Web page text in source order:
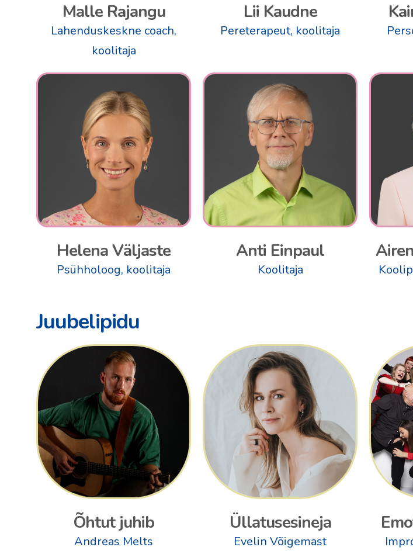
Malle Rajangu
Lahenduskeskne coach,
koolitaja
Lii Kaudne
Pereterapeut, koolitaja
Helena Väljaste
Psühholoog, koolitaja
Anti Einpaul
Koolitaja
Juubelipidu
Õhtut juhib
Andreas Melts
Üllatusesineja
Evelin Võigemast